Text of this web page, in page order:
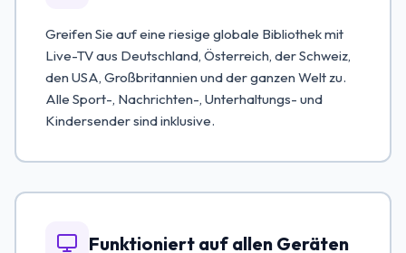
Greifen Sie auf eine riesige globale Bibliothek mit
Live-TV aus Deutschland, Österreich, der Schweiz,
den USA, Großbritannien und der ganzen Welt zu.
Alle Sport-, Nachrichten-, Unterhaltungs- und
Kindersender sind inklusive.
Funktioniert auf allen Geräten